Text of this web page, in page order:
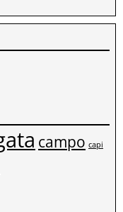
campo capi